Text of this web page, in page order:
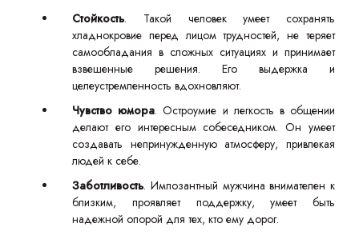
Стойкость. Такой человек умеет сохранять
хладнокровие перед лицом трудностей, не теряет
самообладания в сложных ситуациях и принимает
взвешенные решения. Его выдержка и
целеустремленность вдохновляют.
Чувство юмора. Остроумие и легкость в общении
делают его интересным собеседником. Он умеет
создавать непринужденную атмосферу, привлекая
людей к себе.
Заботливость. Импозантный мужчина внимателен к
близким, проявляет поддержку, умеет быть
надежной опорой для тех, кто ему дорог.